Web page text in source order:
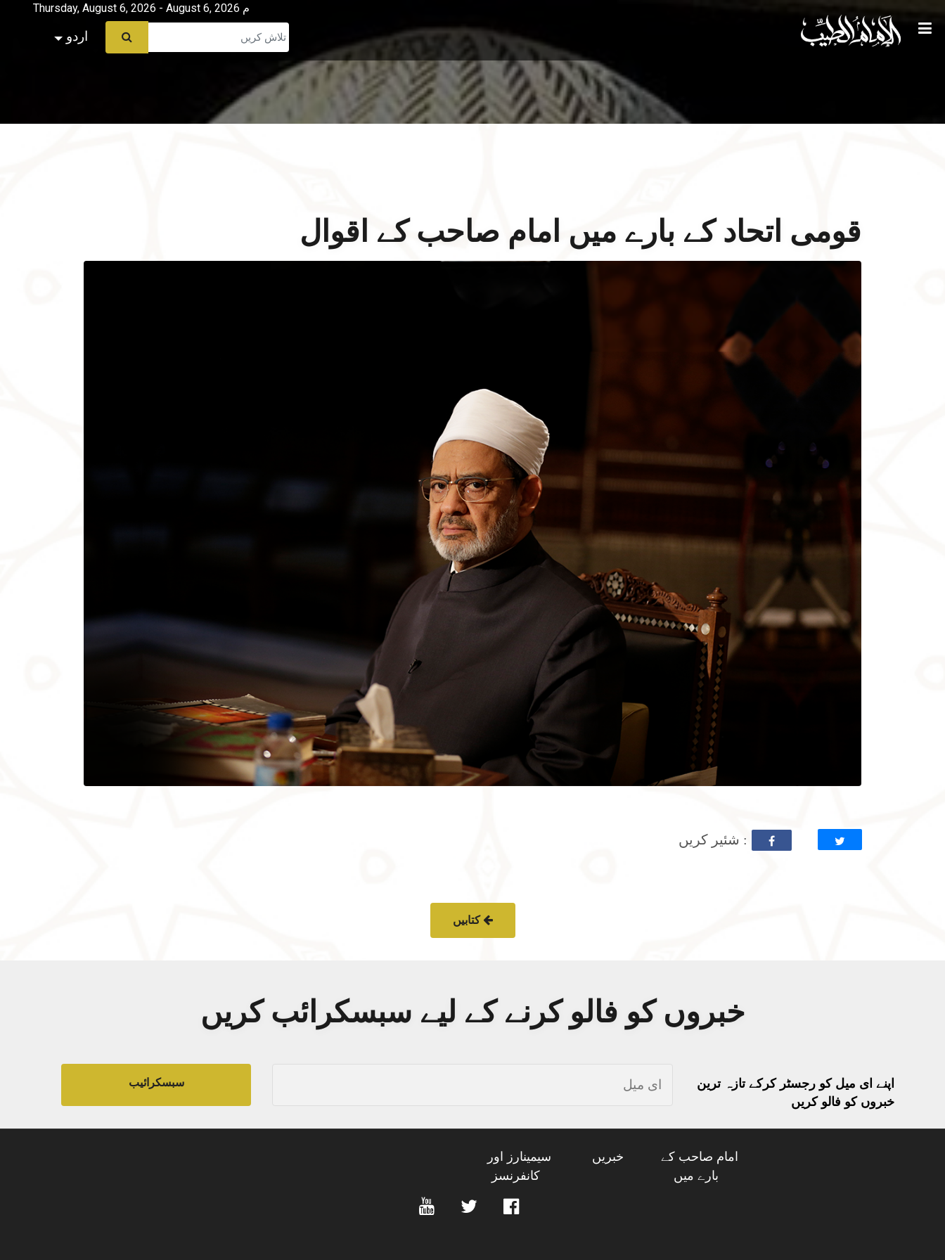
Thursday, August 6, 2026 - August 6, 2026 م
اردو
قومی اتحاد کے بارے میں امام صاحب کے اقوال
: شئیر کریں
کتابیں
خبروں کو فالو کرنے کے لیے سبسکرائب کریں
اپنے ای میل کو رجسٹر کرکے تازہ ترین
خبروں کو فالو کریں
سبسکرائیب
امام صاحب کے
بارے میں
خبریں
سیمینارز اور
کانفرنسز